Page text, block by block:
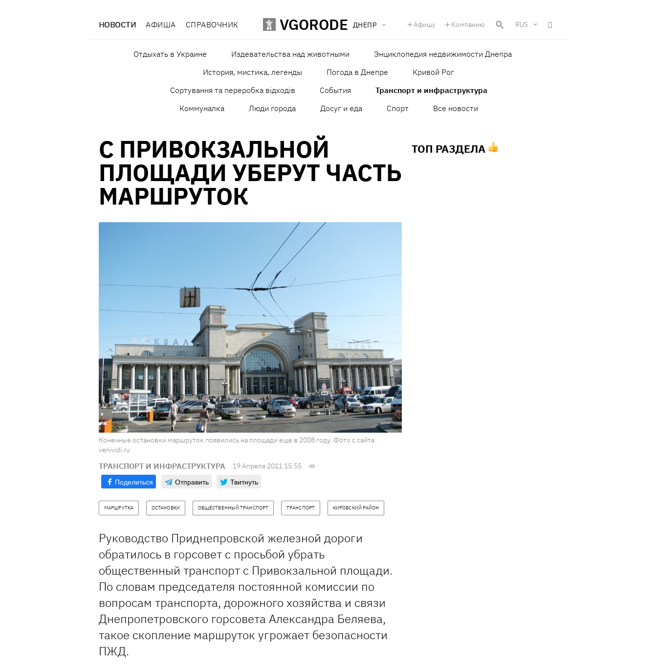
НОВОСТИ АФИША СПРАВОЧНИК VGORODE ДНЕПР Афишу Компанию RUS
Отдыхать в Украине Издевательства над животными
Энциклопедия недвижимости Днепра
История, мистика, легенды
Погода в Днепре
Кривой Рог
Сортування та переробка відходів
События
Транспорт и инфраструктура
Коммуналка
Люди города Досуг и еда Спорт Все новости
С ПРИВОКЗАЛЬНОЙ
ПЛОЩАДИ УБЕРУТ ЧАСТЬ
МАРШРУТОК
Конечные остановки маршруток появились на площади еще в 2008 году. Фото с сайта
venividi.ru
ТРАНСПОРТ И ИНФРАСТРУКТУРА 19 Апреля 2011 15:55
Поделиться Отправить Твитнуть
МАРШРУТКА ОСТАНОВКИ ОБЩЕСТВЕННЫЙ ТРАНСПОРТ ТРАНСПОРТ КИРОВСКИЙ РАЙОН
Руководство Приднепровской железной дороги
обратилось в горсовет с просьбой убрать
общественный транспорт с Привокзальной площади.
По словам председателя постоянной комиссии по
вопросам транспорта, дорожного хозяйства и связи
Днепропетровского горсовета Александра Беляева,
такое скопление маршруток угрожает безопасности
ПЖД.
ТОП РАЗДЕЛА